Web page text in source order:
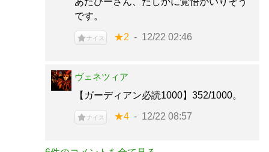
です。
ナイス ★2 12/22 02:46
ヴェネツィア
【ガーディアン必読1000】352/1000。
ナイス ★4 12/22 08:57